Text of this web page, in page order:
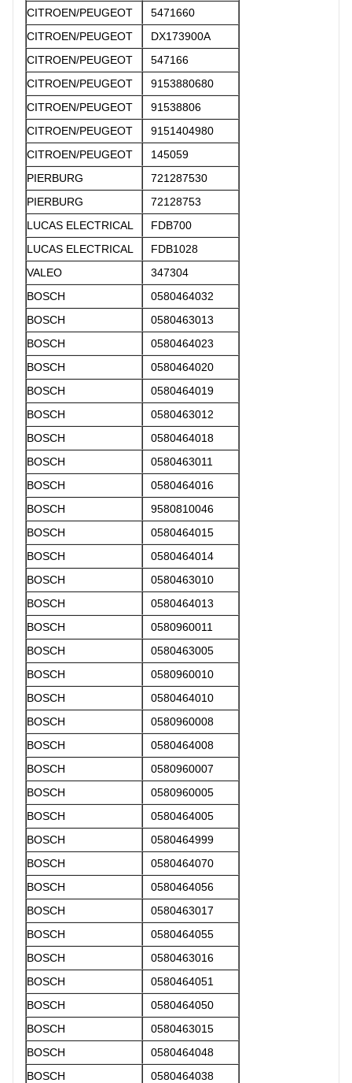
CITROEN/PEUGEOT
5471660
CITROEN/PEUGEOT
DX173900A
CITROEN/PEUGEOT
547166
CITROEN/PEUGEOT
9153880680
CITROEN/PEUGEOT
91538806
CITROEN/PEUGEOT
9151404980
CITROEN/PEUGEOT
145059
PIERBURG
721287530
PIERBURG
72128753
LUCAS ELECTRICAL
FDB700
LUCAS ELECTRICAL
FDB1028
VALEO
347304
BOSCH
0580464032
BOSCH
0580463013
BOSCH
0580464023
BOSCH
0580464020
BOSCH
0580464019
BOSCH
0580463012
BOSCH
0580464018
BOSCH
0580463011
BOSCH
0580464016
BOSCH
9580810046
BOSCH
0580464015
BOSCH
0580464014
BOSCH
0580463010
BOSCH
0580464013
BOSCH
0580960011
BOSCH
0580463005
BOSCH
0580960010
BOSCH
0580464010
BOSCH
0580960008
BOSCH
0580464008
BOSCH
0580960007
BOSCH
0580960005
BOSCH
0580464005
BOSCH
0580464999
BOSCH
0580464070
BOSCH
0580464056
BOSCH
0580463017
BOSCH
0580464055
BOSCH
0580463016
BOSCH
0580464051
BOSCH
0580464050
BOSCH
0580463015
BOSCH
0580464048
BOSCH
0580464038